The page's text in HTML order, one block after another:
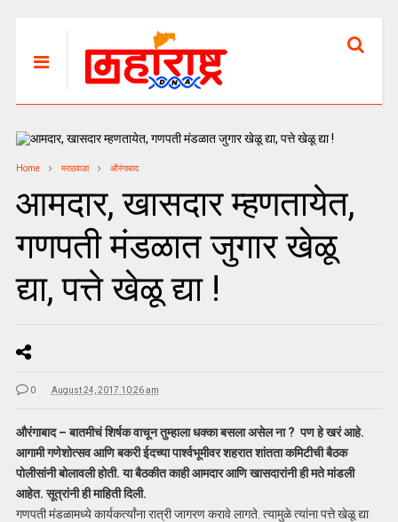
Home मराठवाडा औरंगाबाद
आमदार, खासदार म्हणतायेत,
गणपती मंडळात जुगार खेळू
द्या, पत्ते खेळू द्या !
0 August 24, 2017 10:26 am
औरंगाबाद – बातमीचं शिर्षक वाचून तुम्हाला धक्का बसला असेल ना ? पण हे खरं आहे.
आगामी गणेशोत्सव आणि बकरी ईदच्या पार्श्वभूमीवर शहरात शांतता कमिटीची बैठक
पोलीसांनी बोलावली होती. या बैठकीत काही आमदार आणि खासदारांनी ही मते मांडली
आहेत. सूत्रांनी ही माहिती दिली.
गणपती मंडळामध्ये कार्यकर्त्यांना रात्री जागरण करावे लागते. त्यामुळे त्यांना पत्ते खेळू द्या